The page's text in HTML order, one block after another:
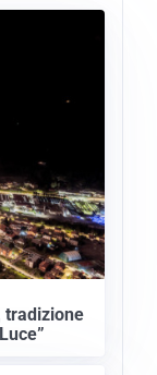
tradizione